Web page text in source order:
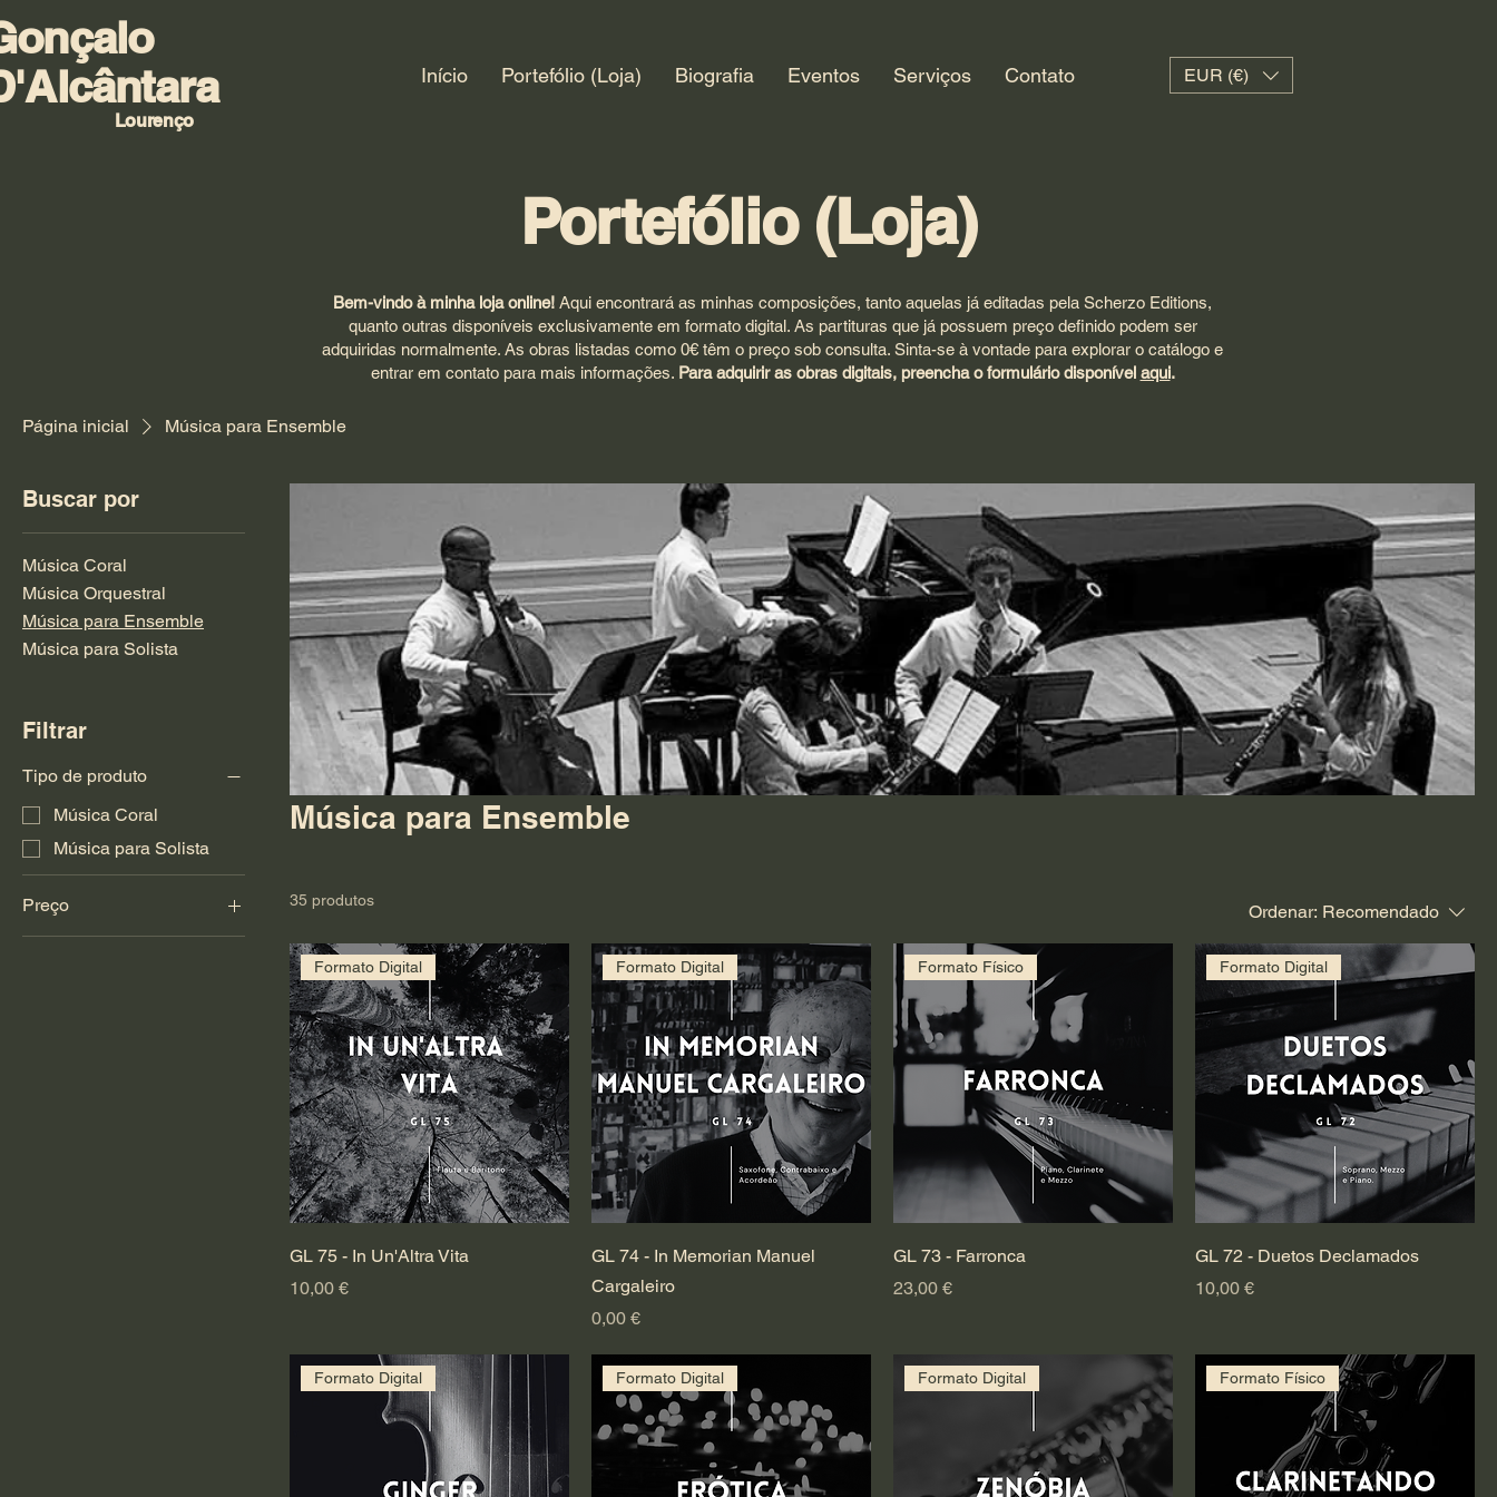
Lourenço
Início Portefólio (Loja) Biografia Eventos Serviços Contato EUR (€)
Portefólio (Loja)
Bem-vindo à minha loja online! Aqui encontrará as minhas composições, tanto aquelas já editadas pela Scherzo Editions,
quanto outras disponíveis exclusivamente em formato digital. As partituras que já possuem preço definido podem ser
adquiridas normalmente. As obras listadas como 0€ têm o preço sob consulta. Sinta-se à vontade para explorar o catálogo e
entrar em contato para mais informações. Para adquirir as obras digitais, preencha o formulário disponível aqui.
Página inicial Música para Ensemble
Buscar por
Música Coral
Música Orquestral
Música para Ensemble
Música para Solista
Filtrar
Tipo de produto
Música Coral
Música para Solista
Preço
Música para Ensemble
35 produtos
Ordenar: Recomendado
Formato Digital
GL 75 - In Un'Altra Vita
Preço
10,00 €
Formato Digital
GL 74 - In Memorian Manuel
Cargaleiro
Preço
0,00 €
Formato Físico
GL 73 - Farronca
Preço
23,00 €
Formato Digital
GL 72 - Duetos Declamados
Preço
10,00 €
Formato Digital Formato Digital Formato Digital Formato Físico